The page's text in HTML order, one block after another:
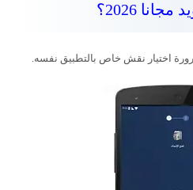
مجانا 2026؟
اختيار نقش خاص بالتطبيق نفسه.